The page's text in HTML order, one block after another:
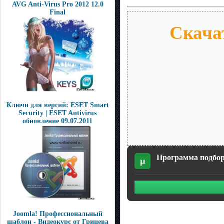
AVG Anti-Virus Pro 2012 12.0
Final
Ключи для версий: ESET Smart
Security | ESET Antivirus
обновление 09.07.2011
Joomla! Профессиональный
шаблон - Видеокурс от Грицева
µ Программа